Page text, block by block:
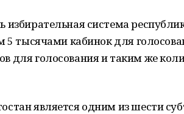
система
5 тысячами кабинок для
для голосования и таким же
является одним из шести